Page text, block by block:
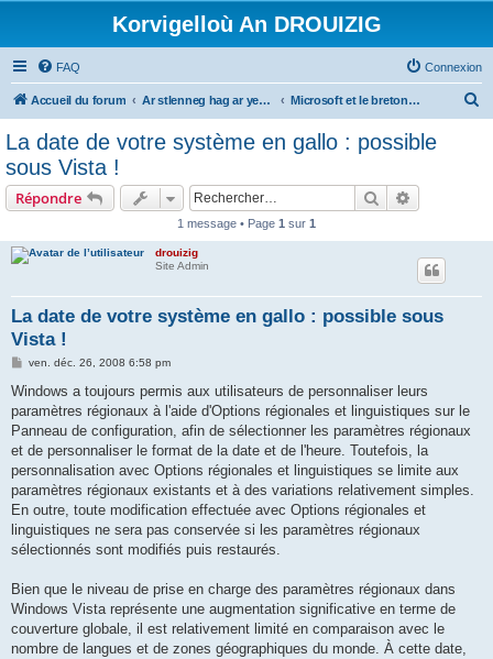
Korvigelloù An DROUIZIG
FAQ Connexion
Accueil du forum Ar stlenneg hag ar yezhoù bihan er bed a-bezh Microsoft et le breton - Microsoft and the Breton language
La date de votre système en gallo : possible
sous Vista !
Répondre Rechercher
1 message • Page 1 sur 1
drouizig
Site Admin
La date de votre système en gallo : possible sous
Vista !
M
s
a
g
ven. déc. 26, 2008 6:58 pm
Windows a toujours permis aux utilisateurs de personnaliser leurs
paramètres régionaux à l'aide d'Options régionales et linguistiques sur le
Panneau de configuration, afin de sélectionner les paramètres régionaux
et de personnaliser le format de la date et de l'heure. Toutefois, la
personnalisation avec Options régionales et linguistiques se limite aux
paramètres régionaux existants et à des variations relativement simples.
En outre, toute modification effectuée avec Options régionales et
linguistiques ne sera pas conservée si les paramètres régionaux
sélectionnés sont modifiés puis restaurés.
Bien que le niveau de prise en charge des paramètres régionaux dans
Windows Vista représente une augmentation significative en terme de
couverture globale, il est relativement limité en comparaison avec le
nombre de langues et de zones géographiques du monde. À cette date,